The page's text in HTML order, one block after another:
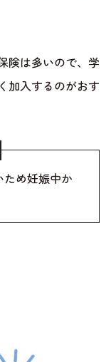
険は多いので、学
加入するのがおす
め妊娠中か